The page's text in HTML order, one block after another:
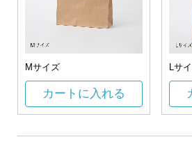
Mサイズ
カートに入れる
Lサ